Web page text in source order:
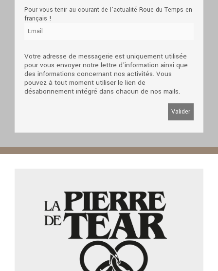
Pour vous tenir au courant de l'actualité Roue du Temps en
français !
Votre adresse de messagerie est uniquement utilisée
pour vous envoyer notre lettre d'information ainsi que
des informations concernant nos activités. Vous
pouvez à tout moment utiliser le lien de
désabonnement intégré dans chacun de nos mails.